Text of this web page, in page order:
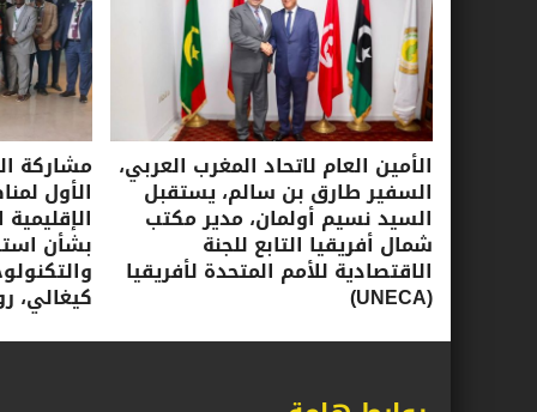
الأمين العام لاتحاد المغرب العربي،
السفير طارق بن سالم، يستقبل
السيد نسيم أولمان، مدير مكتب
شمال أفريقيا التابع للجنة
الاقتصادية للأمم المتحدة لأفريقيا
(UNECA)
مشاركة
الأول
بشأن
كيغالي، روندا، 16-